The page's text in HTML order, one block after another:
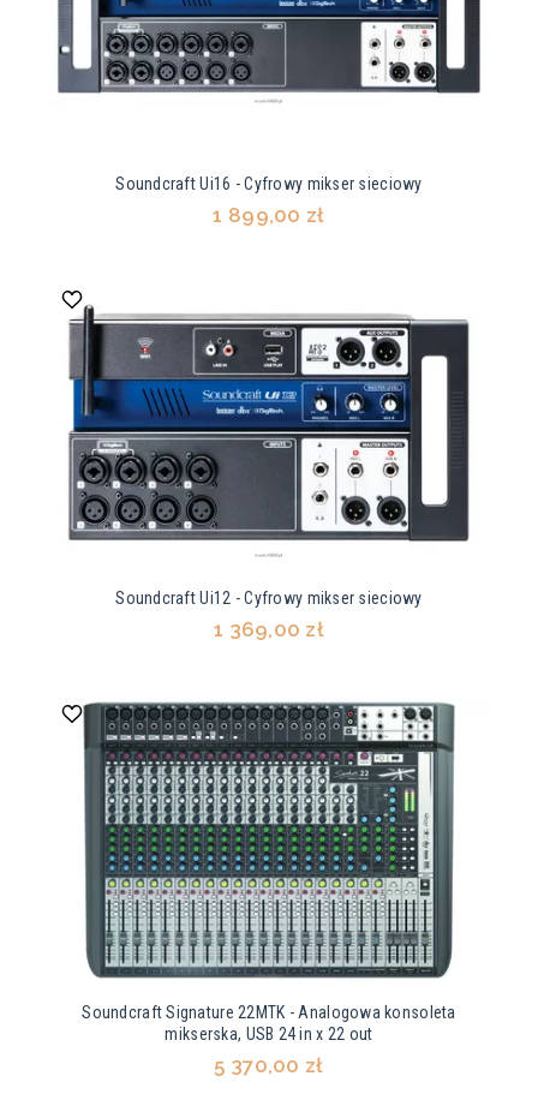
Soundcraft Ui16 - Cyfrowy mikser sieciowy
1 899,00 zł
Soundcraft Ui12 - Cyfrowy mikser sieciowy
1 369,00 zł
Soundcraft Signature 22MTK - Analogowa konsoleta
mikserska, USB 24 in x 22 out
5 370,00 zł